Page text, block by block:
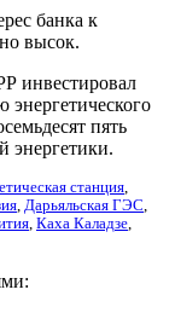
банка к
высок.
инвестировал
энергетического
пять
энергетики.
станция,
, Дарьяльская ГЭС,
, Каха Каладзе,